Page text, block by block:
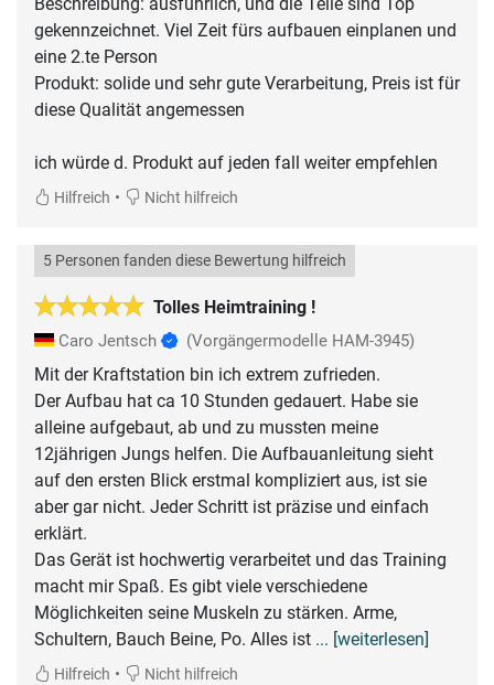
gekennzeichnet. Viel Zeit fürs aufbauen einplanen und
eine 2.te Person
Produkt: solide und sehr gute Verarbeitung, Preis ist für
diese Qualität angemessen
Hilfreich • Nicht hilfreich
Tolles Heimtraining !
5 Personen fanden diese Bewertung hilfreich
Caro Jentsch (Vorgängermodelle HAM-3945)
Mit der Kraftstation bin ich extrem zufrieden.
Der Aufbau hat ca 10 Stunden gedauert. Habe sie
alleine aufgebaut, ab und zu mussten meine
12jährigen Jungs helfen. Die Aufbauanleitung sieht
auf den ersten Blick erstmal kompliziert aus, ist sie
aber gar nicht. Jeder Schritt ist präzise und einfach
erklärt.
Das Gerät ist hochwertig verarbeitet und das Training
macht mir Spaß. Es gibt viele verschiedene
Möglichkeiten seine Muskeln zu stärken. Arme,
Schultern, Bauch Beine, Po. Alles ist ... [weiterlesen]
Hilfreich • Nicht hilfreich